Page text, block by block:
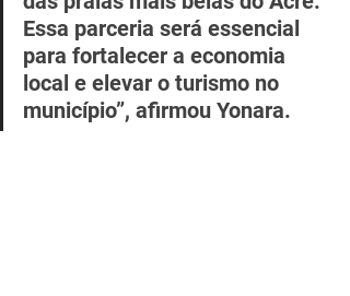
Essa parceria será essencial
para fortalecer a economia
local e elevar o turismo no
município”, afirmou Yonara.